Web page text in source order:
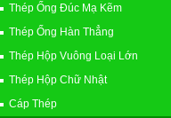
Thép Ống Đúc Mạ Kẽm
Thép Ống Hàn Thẳng
Thép Hộp Vuông Loại Lớn
Thép Hộp Chữ Nhật
Cáp Thép